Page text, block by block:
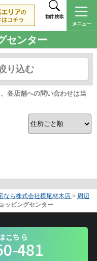
物件検索
センター
り込む
各店舗への問い合わせは当
なら株式会社横尾材木店 > 周辺
ッピングセンター
こちら
481